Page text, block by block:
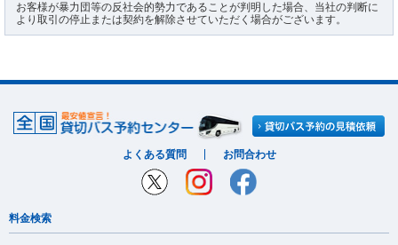
お客様が暴力団等の反社会的勢力であることが判明した場合、当社の判断に
より取引の停止または契約を解除させていただく場合がございます。
よくある質問 お問合わせ
料金検索